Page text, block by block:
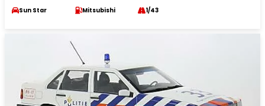
Sun Star Mitsubishi 1/43